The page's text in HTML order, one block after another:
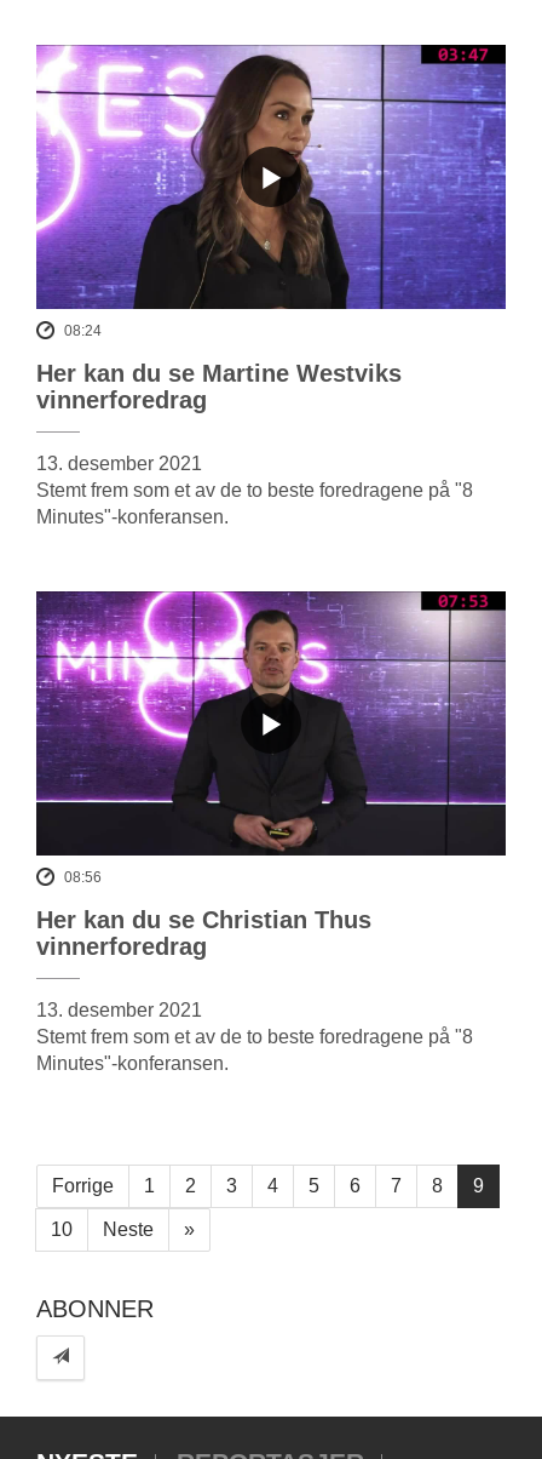
08:24
Her kan du se Martine Westviks
vinnerforedrag
13. desember 2021
Stemt frem som et av de to beste foredragene på "8
Minutes"-konferansen.
08:56
Her kan du se Christian Thus
vinnerforedrag
13. desember 2021
Stemt frem som et av de to beste foredragene på "8
Minutes"-konferansen.
Forrige 1 2 3 4 5 6 7 8 9
10 Neste »
ABONNER